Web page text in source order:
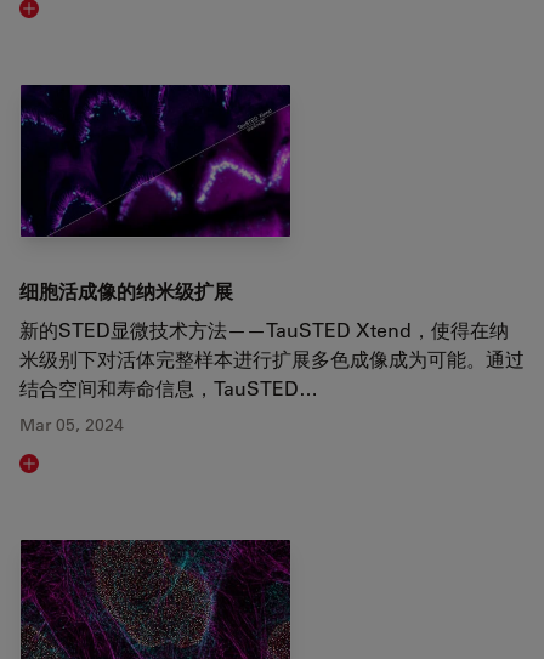
Read article
细胞活成像的纳米级扩展
新的STED显微技术方法——TauSTED Xtend，使得在纳
米级别下对活体完整样本进行扩展多色成像成为可能。通过
结合空间和寿命信息，TauSTED…
Mar 05, 2024
Read article